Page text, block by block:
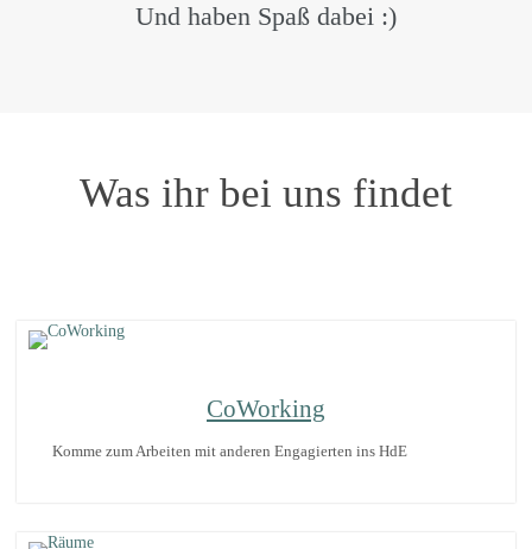
Und haben Spaß dabei :)
Was ihr bei uns findet
CoWorking
Komme zum Arbeiten mit anderen Engagierten ins HdE